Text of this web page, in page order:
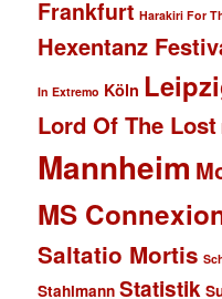
Frankfurt Harakiri For
Hexentanz
In Extremo Köln
Lord Of The Lost
Mannheim
MS
Saltatio Mortis
Stahlmann Statistik